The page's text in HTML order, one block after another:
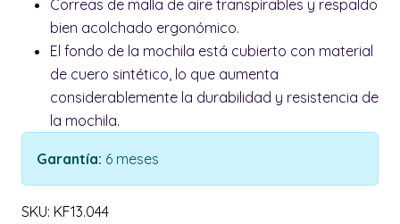
Correas de malla de aire transpirables y respaldo
bien acolchado ergonómico.
El fondo de la mochila está cubierto con material
de cuero sintético, lo que aumenta
considerablemente la durabilidad y resistencia de
la mochila.
Garantía: 6 meses
SKU: KF13.044